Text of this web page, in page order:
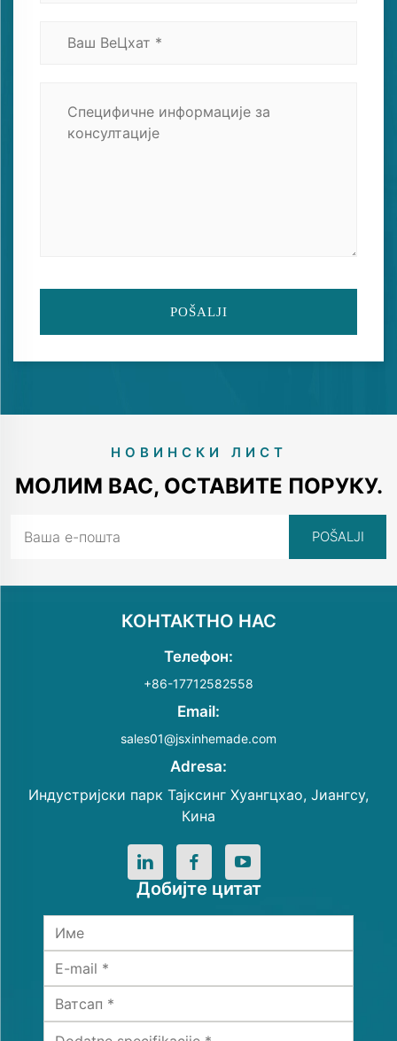
POŠALJI
НОВИНСКИ ЛИСТ
МОЛИМ ВАС, ОСТАВИТЕ ПОРУКУ.
КОНТАКТНО НАС
Телефон:
+86-17712582558
Email:
sales01@jsxinhemade.com
Adresa:
Индустријски парк Тајксинг Хуангцхао, Јиангсу,
Кина
Добијте цитат